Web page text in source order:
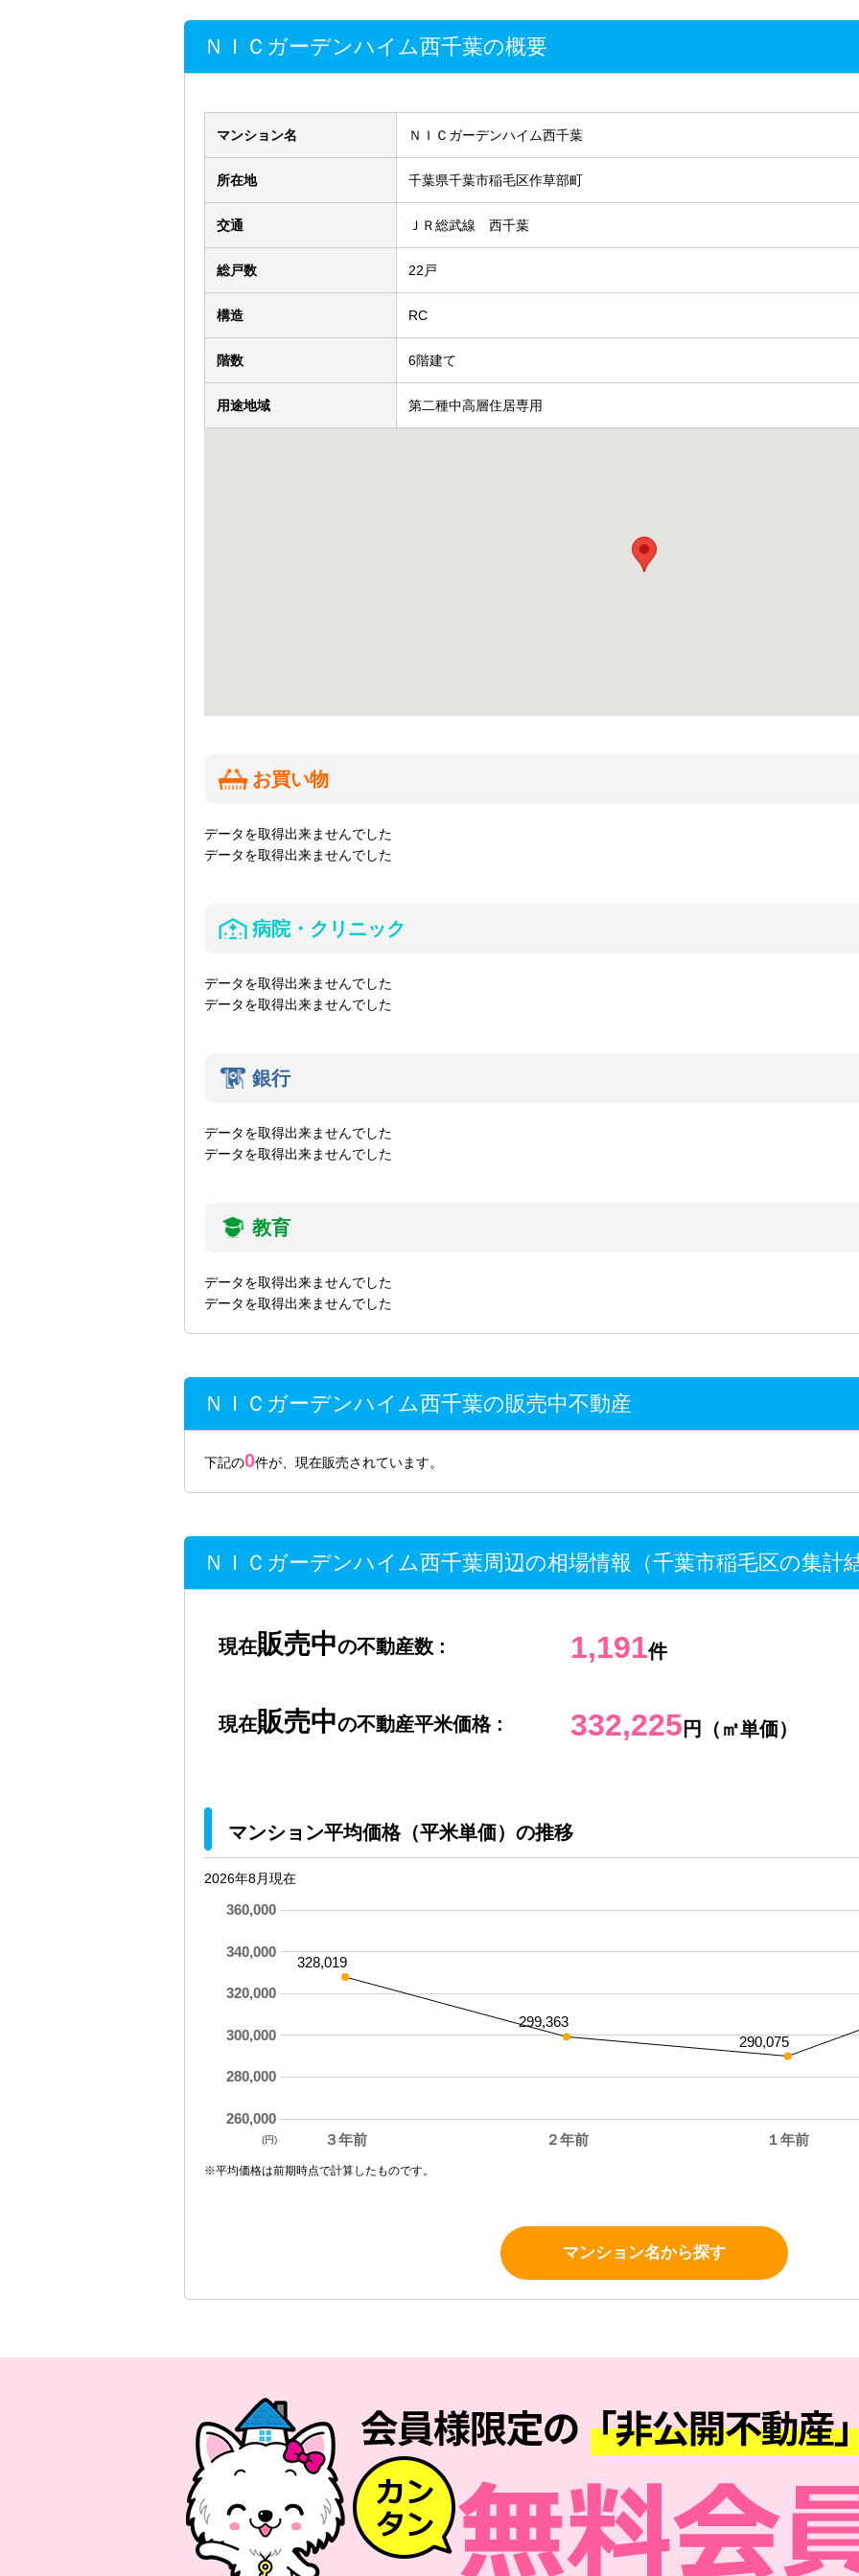
ＮＩＣガーデンハイム西千葉の概要
マンション名 ＮＩＣガーデンハイム西千葉
所在地 千葉県千葉市稲毛区作草部町
交通 ＪＲ総武線 西千葉
総戸数 22戸
構造 RC
階数 6階建て
用途地域 第二種中高層住居専用
お買い物
データを取得出来ませんでした
データを取得出来ませんでした
病院・クリニック
データを取得出来ませんでした
データを取得出来ませんでした
銀行
データを取得出来ませんでした
データを取得出来ませんでした
教育
データを取得出来ませんでした
データを取得出来ませんでした
ＮＩＣガーデンハイム西千葉の販売中不動産
下記の0件が、現在販売されています。
ＮＩＣガーデンハイム西千葉周辺の相場情報（千葉市稲毛区の集計
現在販売中の不動産数 : 1,191件
現在販売中の不動産平米価格 : 332,225 円（㎡単価）
マンション平均価格（平米単価）の推移
2026年8月現在
３年前 ２年前 １年前
260,000
280,000
300,000
320,000
340,000
360,000
328,019
299,363
290,075
(円)
※平均価格は前期時点で計算したものです。
マンション名から探す